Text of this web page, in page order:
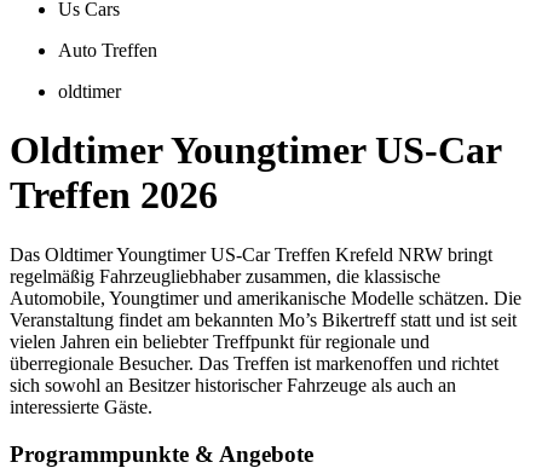
Us Cars
Auto Treffen
oldtimer
Oldtimer Youngtimer US-Car
Treffen 2026
Das Oldtimer Youngtimer US-Car Treffen Krefeld NRW bringt
regelmäßig Fahrzeugliebhaber zusammen, die klassische
Automobile, Youngtimer und amerikanische Modelle schätzen. Die
Veranstaltung findet am bekannten Mo’s Bikertreff statt und ist seit
vielen Jahren ein beliebter Treffpunkt für regionale und
überregionale Besucher. Das Treffen ist markenoffen und richtet
sich sowohl an Besitzer historischer Fahrzeuge als auch an
interessierte Gäste.
Programmpunkte & Angebote